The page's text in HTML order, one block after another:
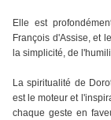
Elle est
François d'Assise, et
la simplicité, de
La spiritualité de
est le moteur et
chaque geste en